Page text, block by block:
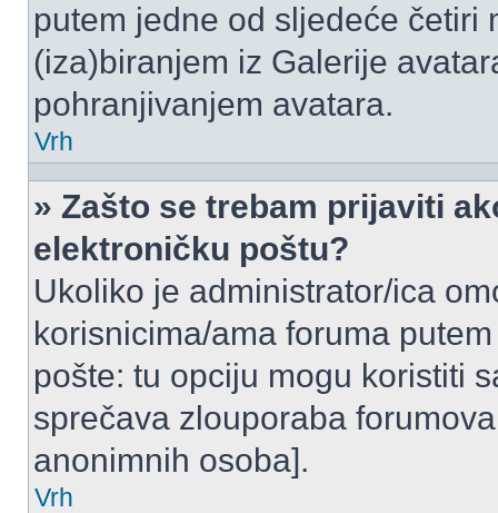
putem jedne od sljedeće četiri
(iza)biranjem iz Galerije
pohranjivanjem avatara.
Vrh
» Zašto se trebam prijaviti
elektroničku poštu?
Ukoliko je administrator/ica
korisnicima/ama foruma
pošte: tu opciju mogu koristiti
sprečava zlouporaba
anonimnih osoba].
Vrh